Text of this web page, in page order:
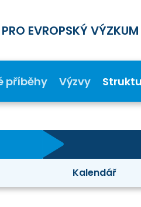
EVROPSKÝ VÝZKUM
příběhy Výzvy
Kalendář